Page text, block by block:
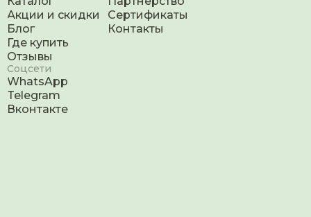
Акции и скидки
Блог
Где купить
Отзывы
Сертификаты
Контакты
Соцсети
WhatsApp
Telegram
Вконтакте